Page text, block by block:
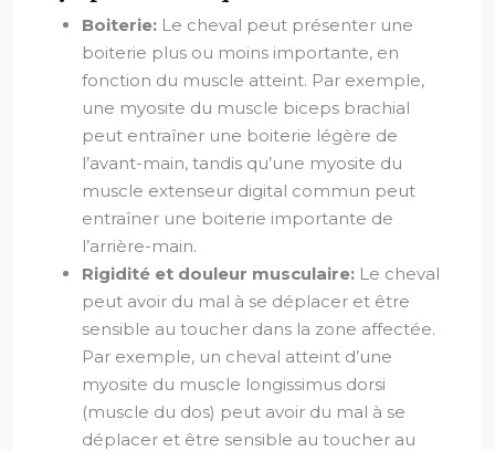
Boiterie: Le cheval peut présenter une
boiterie plus ou moins importante, en
fonction du muscle atteint. Par exemple,
une myosite du muscle biceps brachial
peut entraîner une boiterie légère de
l’avant-main, tandis qu’une myosite du
muscle extenseur digital commun peut
entraîner une boiterie importante de
l’arrière-main.
Rigidité et douleur musculaire: Le cheval
peut avoir du mal à se déplacer et être
sensible au toucher dans la zone affectée.
Par exemple, un cheval atteint d’une
myosite du muscle longissimus dorsi
(muscle du dos) peut avoir du mal à se
déplacer et être sensible au toucher au